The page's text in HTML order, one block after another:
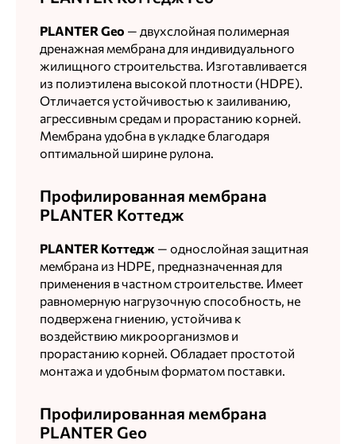
PLANTER Geo — двухслойная полимерная
дренажная мембрана для индивидуального
жилищного строительства. Изготавливается
из полиэтилена высокой плотности (HDPE).
Отличается устойчивостью к заиливанию,
агрессивным средам и прорастанию корней.
Мембрана удобна в укладке благодаря
оптимальной ширине рулона.
Профилированная мембрана
PLANTER Коттедж
PLANTER Коттедж— однослойная защитная
мембрана из HDPE, предназначенная для
применения в частном строительстве. Имеет
равномерную нагрузочную способность, не
подвержена гниению, устойчива к
воздействию микроорганизмов и
прорастанию корней. Обладает простотой
монтажа и удобным форматом поставки.
Профилированная мембрана
PLANTER Geo